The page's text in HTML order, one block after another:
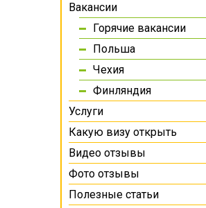
Вакансии
Горячие вакансии
Польша
Чехия
Финляндия
Услуги
Какую визу открыть
Видео отзывы
Фото отзывы
Полезные статьи